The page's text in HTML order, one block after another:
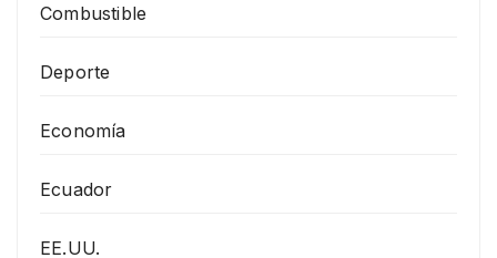
Combustible
Deporte
Economía
Ecuador
EE.UU.